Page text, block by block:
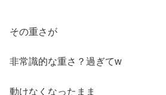
その重さが
非常識的な重さ？過ぎてw
動けなくなったまま